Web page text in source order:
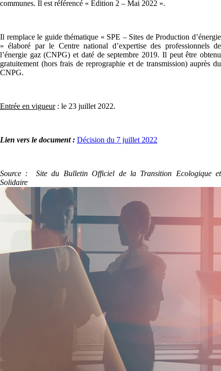
communes. Il est référencé « Édition 2 – Mai 2022 ».
Il remplace le guide thématique « SPE – Sites de Production d’énergie
» élaboré par le Centre national d’expertise des professionnels de
l’énergie gaz (CNPG) et daté de septembre 2019. Il peut être obtenu
gratuitement (hors frais de reprographie et de transmission) auprès du
CNPG.
Entrée en vigueur: le 23 juillet 2022.
Lien vers le document : Décision du 7 juillet 2022
Source : Site du Bulletin Officiel de la Transition Ecologique et
Solidaire